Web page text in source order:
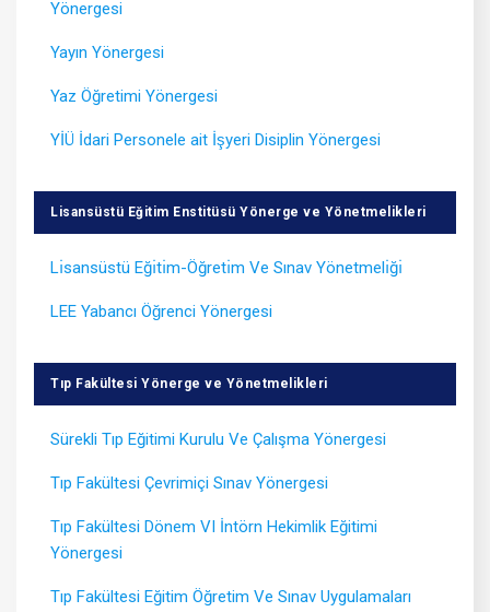
Yönergesi
Yayın Yönergesi
Yaz Öğretimi Yönergesi
YİÜ İdari Personele ait İşyeri Disiplin Yönergesi
Lisansüstü Eğitim Enstitüsü Yönerge ve Yönetmelikleri
Lı̇sansüstü Eğı̇tı̇m-Öğretı̇m Ve Sınav Yönetmelı̇ğı̇
LEE Yabancı Öğrenci Yönergesi
Tıp Fakültesi Yönerge ve Yönetmelikleri
Sürekli Tıp Eğitimi Kurulu Ve Çalışma Yönergesi
Tıp Fakültesi Çevrimiçi Sınav Yönergesi
Tıp Fakültesi Dönem VI İntörn Hekimlik Eğitimi
Yönergesi
Tıp Fakültesi Eğitim Öğretim Ve Sınav Uygulamaları